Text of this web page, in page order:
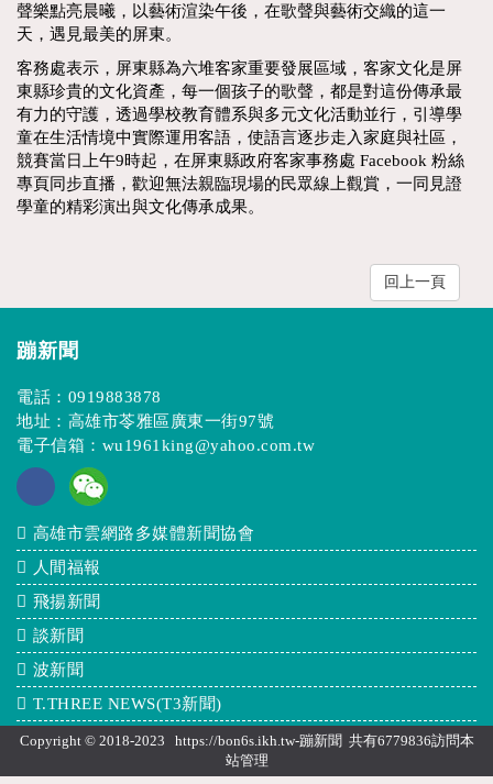
聲樂點亮晨曦，以藝術渲染午後，在歌聲與藝術交織的這一
天，遇見最美的屏東。
客務處表示，屏東縣為六堆客家重要發展區域，客家文化是屏
東縣珍貴的文化資產，每一個孩子的歌聲，都是對這份傳承最
有力的守護，透過學校教育體系與多元文化活動並行，引導學
童在生活情境中實際運用客語，使語言逐步走入家庭與社區，
競賽當日上午9時起，在屏東縣政府客家事務處 Facebook 粉絲
專頁同步直播，歡迎無法親臨現場的民眾線上觀賞，一同見證
學童的精彩演出與文化傳承成果。
回上一頁
蹦新聞
電話： 0919883878
地址：高雄市苓雅區廣東一街97號
電子信箱： wu1961king@yahoo.com.tw
高雄市雲網路多媒體新聞協會
人間福報
飛揚新聞
談新聞
波新聞
T.THREE NEWS(T3新聞)
Copyright © 2018-2023 https://bon6s.ikh.tw-蹦新聞 共有6779836訪問本
站管理